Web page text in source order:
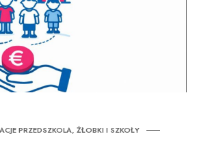
PRZEDSZKOLA, ŻŁOBKI I SZKOŁY